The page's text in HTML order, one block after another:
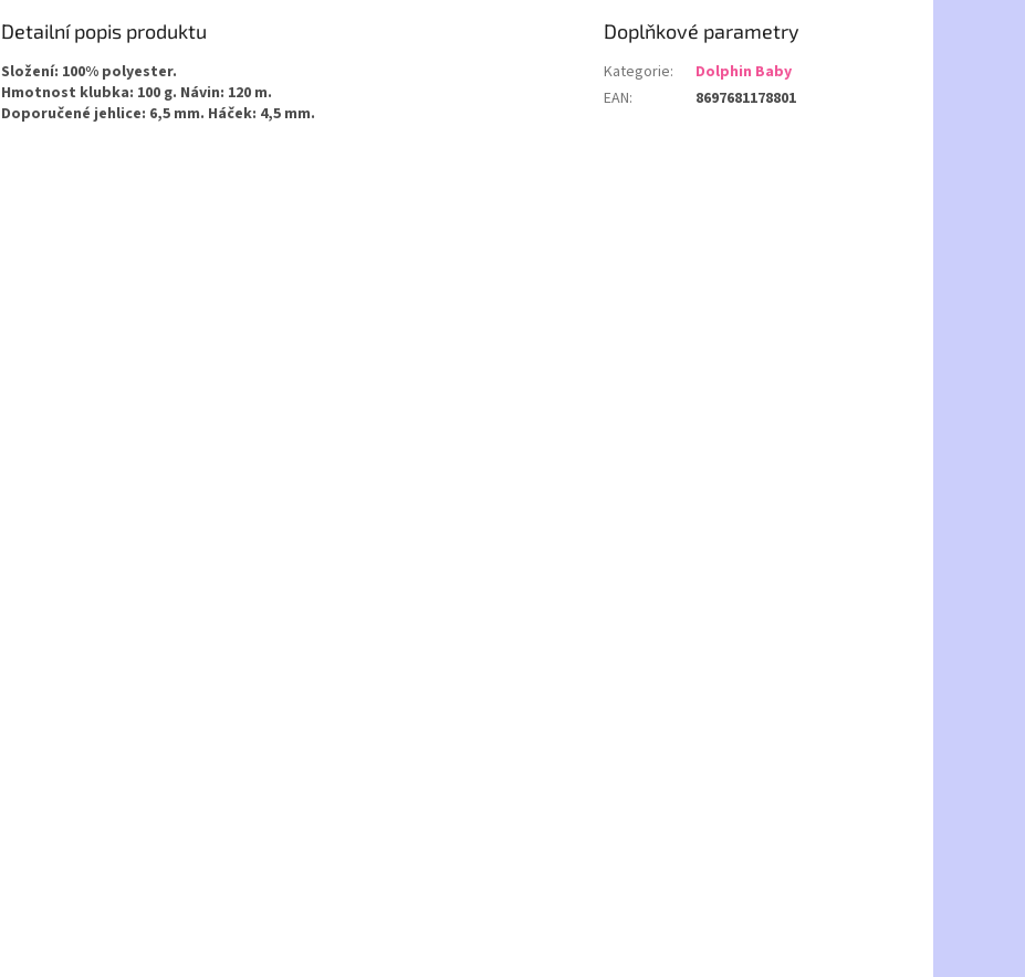
Detailní popis produktu
Složení: 100% polyester.
Hmotnost klubka: 100 g. Návin: 120 m.
Doporučené jehlice: 6,5 mm. Háček: 4,5 mm.
Doplňkové parametry
Kategorie:
Dolphin Baby
EAN: 8697681178801